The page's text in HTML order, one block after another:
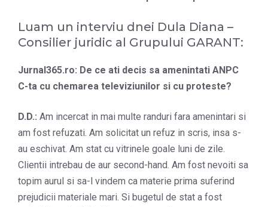
Luam un interviu dnei Dula Diana –
Consilier juridic al Grupului GARANT:
Jurnal365.ro: De ce ati decis sa amenintati ANPC
C-ta cu chemarea televiziunilor si cu proteste?
D.D.: Am incercat in mai multe randuri fara amenintari si
am fost refuzati. Am solicitat un refuz in scris, insa s-
au eschivat. Am stat cu vitrinele goale luni de zile.
Clientii intrebau de aur second-hand. Am fost nevoiti sa
topim aurul si sa-l vindem ca materie prima suferind
prejudicii materiale mari. Si bugetul de stat a fost